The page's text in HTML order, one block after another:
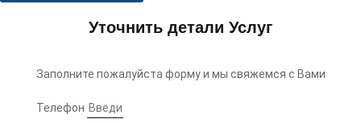
Уточнить детали Услуг
Заполните пожалуйста форму и мы свяжемся с Вами
Телефон